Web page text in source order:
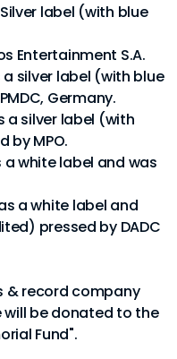
label (with blue
Entertainment S.A.
silver label (with blue
Germany.
a silver label (with
by MPO.
white label and was
a white label and
pressed by DADC
& record company
be donated to the
Fund".